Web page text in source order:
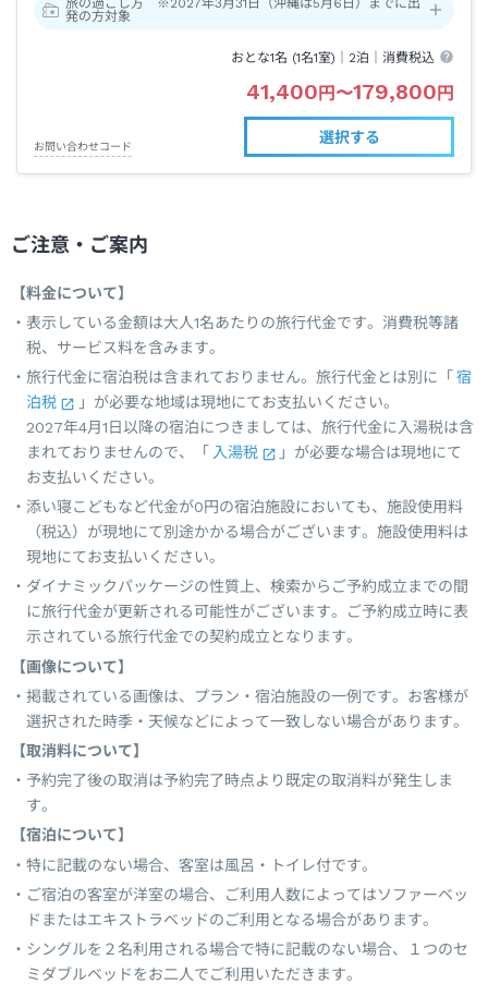
旅の過ごし方 ※2027年3月31日（沖縄は5月6日）までに出
発の方対象
おとな1名 (1名1室)｜ 2泊 ｜消費税込
41,400 円 〜179,800 円
お問い合わせコード
選択する
ご注意・ご案内
【料金について】
表示している金額は大人1名あたりの旅行代金です。消費税等諸
税、サービス料を含みます。
旅行代金に宿泊税は含まれておりません。旅行代金とは別に「 宿
泊税
」が必要な地域は現地にてお支払いください。
2027年4月1日以降の宿泊につきましては、旅行代金に入湯税は含
まれておりませんので、「 入湯税
」が必要な場合は現地にて
お支払いください。
添い寝こどもなど代金が0円の宿泊施設においても、施設使用料
（税込）が現地にて別途かかる場合がございます。施設使用料は
現地にてお支払いください。
ダイナミックパッケージの性質上、検索からご予約成立までの間
に旅行代金が更新される可能性がございます。ご予約成立時に表
示されている旅行代金での契約成立となります。
【画像について】
掲載されている画像は、プラン・宿泊施設の一例です。お客様が
選択された時季・天候などによって一致しない場合があります。
【取消料について】
予約完了後の取消は予約完了時点より既定の取消料が発生しま
す。
【宿泊について】
特に記載のない場合、客室は風呂・トイレ付です。
ご宿泊の客室が洋室の場合、ご利用人数によってはソファーベッ
ドまたはエキストラベッドのご利用となる場合があります。
シングルを２名利用される場合で特に記載のない場合、１つのセ
ミダブルベッドをお二人でご利用いただきます。